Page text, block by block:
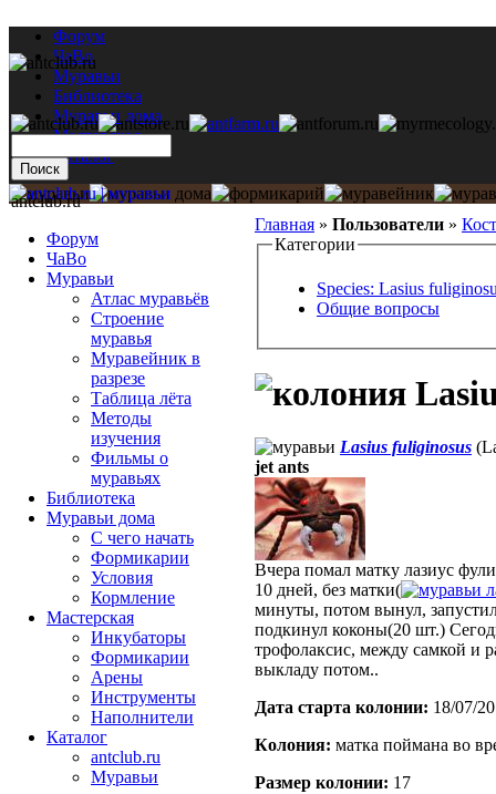
Форум
ЧаВо
Муравьи
Библиотека
Муравьи дома
Мастерская
Каталог
Главная » Пользователи »
Категории
Species: Lasius
Общие вопросы
Lasius fuliginosus
jet ants
Вчера помал матку лазиус
10 дней, без матки(
минуты, потом вынул,
подкинул коконы(20 шт.)
трофолаксис, между самкой и
выкладу потом..
Дата старта кoлонии: 18/07/
Кoлония: матка поймана во
Размер кoлонии: 17
antclub.ru
Форум
ЧаВо
Муравьи
Атлас муравьёв
Строение
муравья
Муравейник в
разрезе
Таблица лёта
Методы
изучения
Фильмы о
муравьях
Библиотека
Муравьи дома
С чего начать
Формикарии
Условия
Кормление
Мастерская
Инкубаторы
Формикарии
Арены
Инструменты
Наполнители
Каталог
antclub.ru
Муравьи